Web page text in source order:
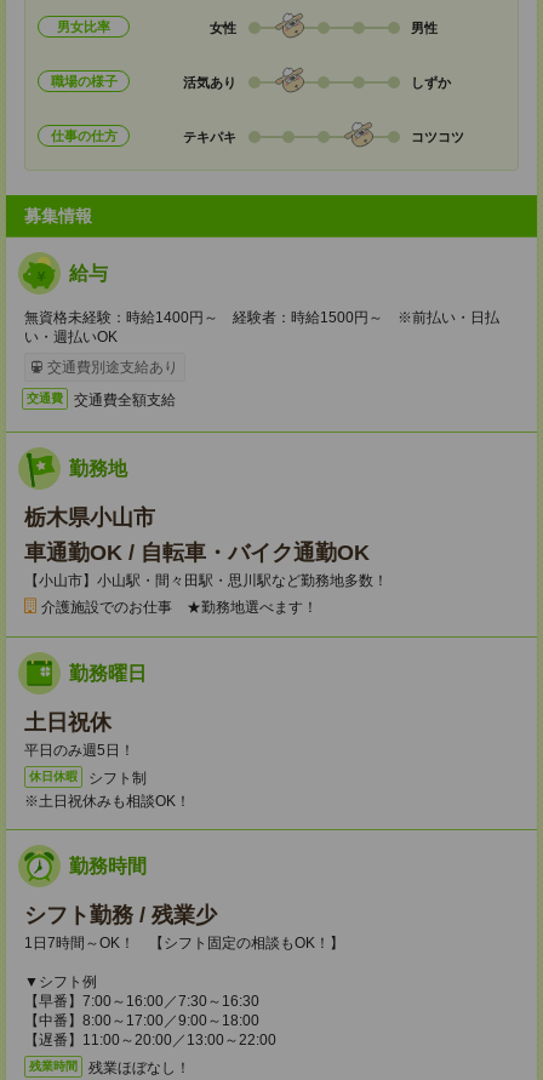
男女比率 女性 男性
職場の様子 活気あり しずか
仕事の仕方 テキパキ コツコツ
募集情報
給与
無資格未経験：時給1400円～ 経験者：時給1500円～ ※前払い・日払
い・週払いOK
交通費別途支給あり
交通費 交通費全額支給
勤務地
栃木県小山市
車通勤OK / 自転車・バイク通勤OK
【小山市】小山駅・間々田駅・思川駅など勤務地多数！
介護施設でのお仕事 ★勤務地選べます！
勤務曜日
土日祝休
平日のみ週5日！
休日休暇
シフト制
※土日祝休みも相談OK！
勤務時間
シフト勤務 / 残業少
1日7時間～OK！ 【シフト固定の相談もOK！】
▼シフト例
【早番】7:00～16:00／7:30～16:30
【中番】8:00～17:00／9:00～18:00
【遅番】11:00～20:00／13:00～22:00
残業時間 残業ほぼなし！